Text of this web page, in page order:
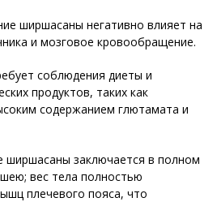
ширшасаны негативно влияет на
и мозговое кровообращение.
соблюдения диеты и
продуктов, таких как
содержанием глютамата и
ширшасаны заключается в полном
шею; вес тела полностью
плечевого пояса, что